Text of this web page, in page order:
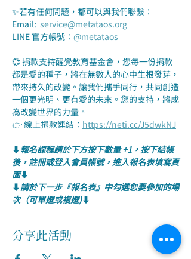
✨若有任何問題，都可以與我們聯繫：
Email: service@metataos.org
LINE 官方帳號： @metataos
💞 捐款支持醒覺教育基金會，您每一份捐款
都是愛的種子，將在無數人的心中生根發芽，
帶來持久的改變。讓我們攜手同行，共同創造
一個更光明、更有愛的未來。您的支持，將成
為改變世界的力量。
👉 線上捐款連結： https://neti.cc/J5dwkNJ
⬇️報名課程請於下方按下數量 +1，按下結帳
後，註冊或登入會員帳號，進入報名表填寫頁
面⬇️
⬇️請於下一步『報名表』中勾選您要參加的場
次（可單選或複選)⬇️
分享此活動